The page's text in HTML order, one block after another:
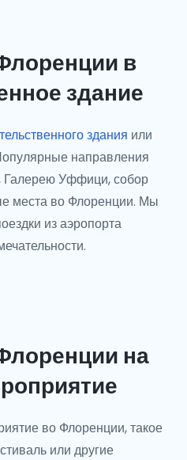
в
здание
здания или
направления
Галерею Уффици, собор
места во Флоренции. Мы
из аэропорта
на
во Флоренции, такое
или другие